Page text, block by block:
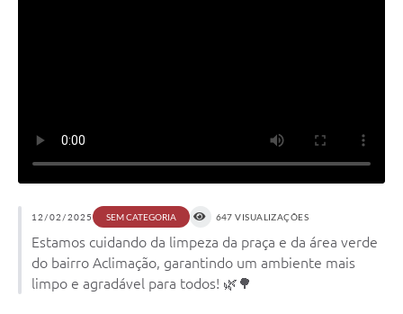
12/02/2025 SEM CATEGORIA 647 VISUALIZAÇÕES
Estamos cuidando da limpeza da praça e da área verde
do bairro Aclimação, garantindo um ambiente mais
limpo e agradável para todos! 🌿🌳